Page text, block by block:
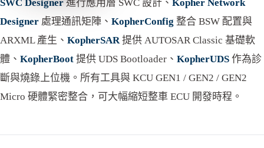
SWC Designer進行應用層 SWC 設計、 Kopher Network
Designer 處理通訊矩陣、 KopherConfig 整合 BSW 配置與
ARXML 產生、 KopherSAR 提供 AUTOSAR Classic 基礎軟
體、 KopherBoot 提供 UDS Bootloader、 KopherUDS 作為診
斷與燒錄上位機。所有工具與 KCU GEN1 / GEN2 / GEN2
Micro 硬體緊密整合，可大幅縮短整車 ECU 開發時程。